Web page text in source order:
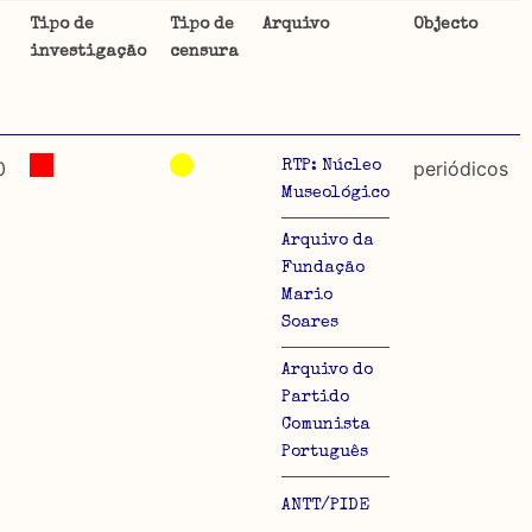
uma
Tipo de
investigação
Tipo de
censura
Arquivo Objecto
RTP: Núcleo
Museológico
Arquivo da
Fundação
Mario
Soares
Arquivo do
Partido
Comunista
Português
ANTT/PIDE
periódicos